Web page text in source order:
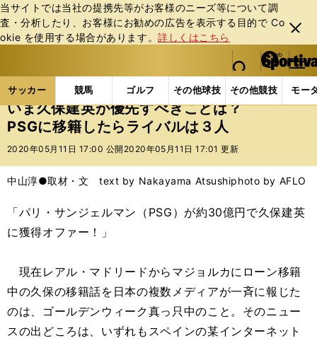
当サイトでは当社の提携先等がお客様のニーズ等について調
査・分析したり、お客様にお勧めの広告を表⽰する⽬的で Co
okie を使⽤する場合があります。詳しくはこちら
閉じ
る
web Sportiva (webスポルティーバ)
検索
マイペ
ー
ジ
メニュ
サッカー 競馬 ゴルフ その他球技 その他競技 モー
ス
ポ
ル
バ
サッカーの記事一覧 海外サッカー 海外サッカー
いま久保建英が優先すべきことは？
PSGに移籍したらライバルは３人
2020年05月11日 17:00 公開 2020年05月11日 17:01 更新
中山淳●取材・文 text by Nakayama Atsushiphoto by AFLO
「パリ・サンジェルマン（PSG）が約30億円で久保建英
に獲得オファー！」
現在レアル・マドリードからマジョルカにローン移籍
中の久保の移籍話を日本の複数メディアが一斉に報じた
のは、ゴールデンウィーク真っ只中のこと。そのニュー
スの出どころは、いずれもスペインの某インターネット